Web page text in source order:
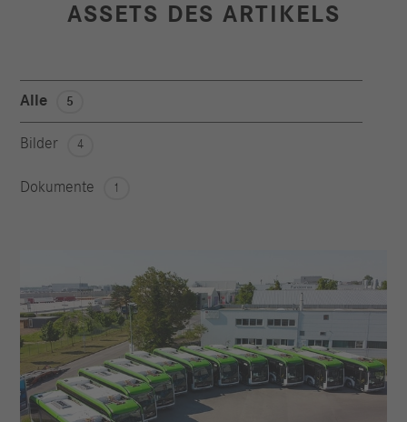
ASSETS DES ARTIKELS
Alle 5
Bilder 4
Dokumente 1